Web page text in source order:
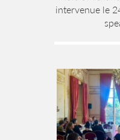
intervenue le